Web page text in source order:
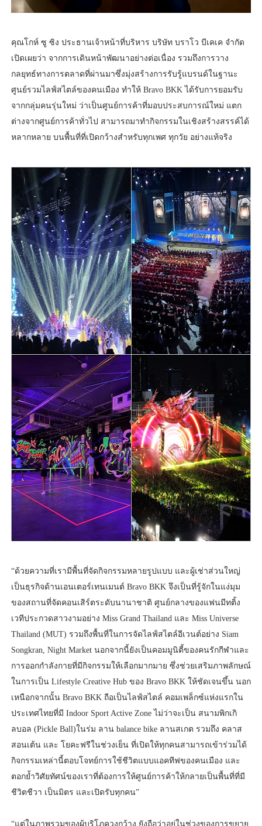
คุณโกห์ ซู ซิง ประธานเจ้าหน้าที่บริหาร บริษัท บราโว บีเคเค จำกัด
เปิดเผยว่า จากการเดินหน้าพัฒนาอย่างต่อเนื่อง รวมถึงการวาง
กลยุทธ์ทางการตลาดที่ผ่านมาซึ่งมุ่งสร้างการรับรู้แบรนด์ในฐานะ
ศูนย์รวมไลฟ์สไตล์ของคนเมือง ทำให้ Bravo BKK ได้รับการยอมรับ
จากกลุ่มคนรุ่นใหม่ ว่าเป็นศูนย์การค้าที่มอบประสบการณ์ใหม่ แตก
ต่างจากศูนย์การค้าทั่วไป สามารถมาทำกิจกรรมในเชิงสร้างสรรค์ได้
หลากหลาย บนพื้นที่ที่เปิดกว้างสำหรับทุกเพศ ทุกวัย อย่างแท้จริง
“ด้วยความที่เรามีพื้นที่จัดกิจกรรมหลายรูปแบบ และผู้เช่าส่วนใหญ่
เป็นธุรกิจด้านเอนเตอร์เทนเมนต์ Bravo BKK จึงเป็นที่รู้จักในแง่มุม
ของสถานที่จัดคอนเสิร์ตระดับนานาชาติ ศูนย์กลางของแฟนมีทติ้ง
เวทีประกวดสาวงามอย่าง Miss Grand Thailand และ Miss Universe
Thailand (MUT) รวมถึงพื้นที่ในการจัดไลฟ์สไตล์อีเวนต์อย่าง Siam
Songkran, Night Market นอกจากนี้ยังเป็นคอมมูนิตี้ของคนรักกีฬาและ
การออกกำลังกายที่มีกิจกรรมให้เลือกมากมาย ซึ่งช่วยเสริมภาพลักษณ์
ในการเป็น Lifestyle Creative Hub ของ Bravo BKK ให้ชัดเจนขึ้น นอก
เหนือกจากนั้น Bravo BKK ถือเป็นไลฟ์สไตล์ คอมเพล็กซ์แห่งแรกใน
ประเทศไทยที่มี Indoor Sport Active Zone ไม่ว่าจะเป็น สนามพิกเกิ
ลบอล (Pickle Ball)ในร่ม ลาน balance bike ลานสเกต รวมถึง คลาส
สอนเต้น และ โยคะฟรีในช่วงเย็น ที่เปิดให้ทุกคนสามารถเข้าร่วมได้
กิจกรรมเหล่านี้ตอบโจทย์การใช้ชีวิตแบบแอคทีฟของคนเมือง และ
ตอกย้ำวิศัยทัศน์ของเราที่ต้องการให้ศูนย์การค้าให้กลายเป็นพื้นที่ที่มี
ชีวิตชีวา เป็นมิตร และเปิดรับทุกคน”
“แต่ในภาพรวมของผู้บริโภควงกว้าง ยังถือว่าอยู่ในช่วงของการขยาย